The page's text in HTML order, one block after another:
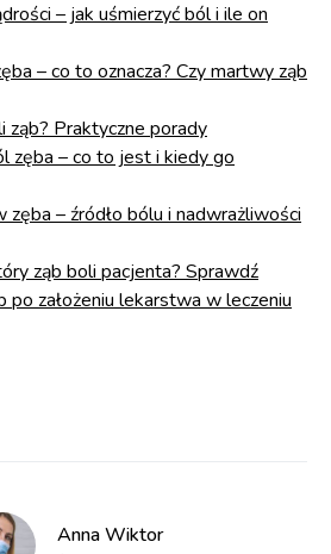
– jak uśmierzyć ból i ile on
– co to oznacza? Czy martwy ząb
ząb? Praktyczne porady
zęba – co to jest i kiedy go
zęba – źródło bólu i nadwrażliwości
ząb boli pacjenta? Sprawdź
po założeniu lekarstwa w leczeniu
Anna Wiktor